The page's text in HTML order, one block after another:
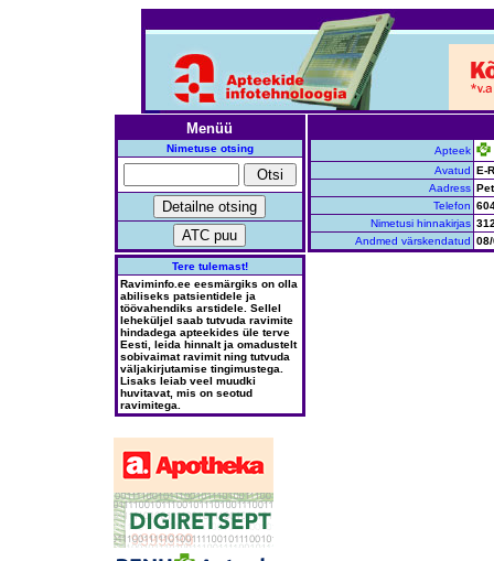
Menüü
Nimetuse otsing
Tere tulemast!
Raviminfo.ee eesmärgiks on olla
abiliseks patsientidele ja
töövahendiks arstidele. Sellel
leheküljel saab tutvuda ravimite
hindadega apteekides üle terve
Eesti, leida hinnalt ja omadustelt
sobivaimat ravimit ning tutvuda
väljakirjutamise tingimustega.
Lisaks leiab veel muudki
huvitavat, mis on seotud
ravimitega.
Apteek
Avatud E-
Aadress
Telefon
Nimetusi hinnakirjas
Andmed värskendatud